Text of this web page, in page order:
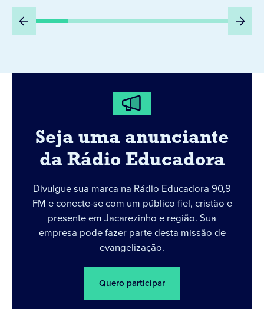
Seja uma anunciante
da Rádio Educadora
Divulgue sua marca na Rádio Educadora 90,9
FM e conecte-se com um público fiel, cristão e
presente em Jacarezinho e região. Sua
empresa pode fazer parte desta missão de
evangelização.
Quero participar